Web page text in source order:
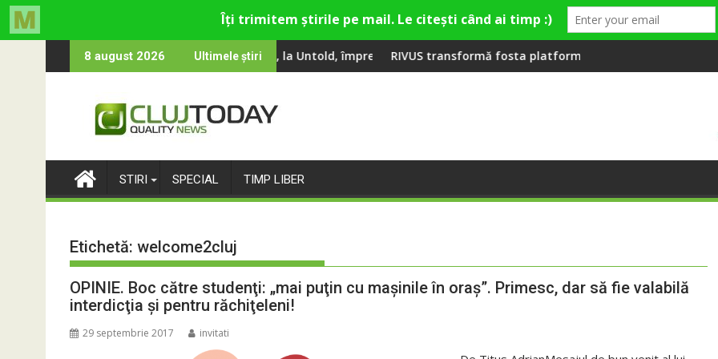
to
8 august 2026 Ultimele știri
Smiley și Theo Rose și comercianți români parteneri, în premieră la Fashion Village
100 000 de oameni au cântat, la Untold, împreună cu StingRIVUS transformă fosta platformă Carbochim într-un nou centru cultural și
STIRI SPECIAL TIMP LIBER
Etichetă: welcome2cluj
OPINIE. Boc către studenţi: „mai puţin cu maşinile în oraş”. Primesc, dar să fie valabilă
interdicţia şi pentru răchiţeleni!
29 septembrie 2017 invitati